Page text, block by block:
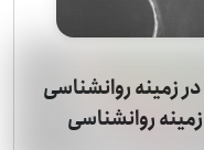
زمینه روانشناسی
روانشناسی